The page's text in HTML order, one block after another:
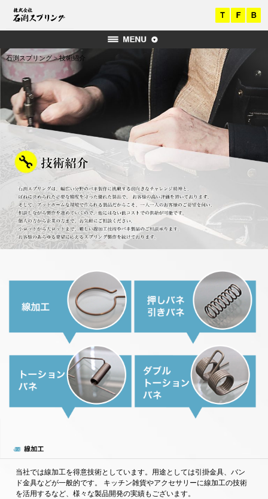
石渕スプリング >技術紹介
当社では線加工を得意技術としています。用途としては引掛金具、バン
ド金具などが一般的です。 キッチン雑貨やアクセサリーに線加工の技術
を活用するなど、様々な製品開発の実績もございます。